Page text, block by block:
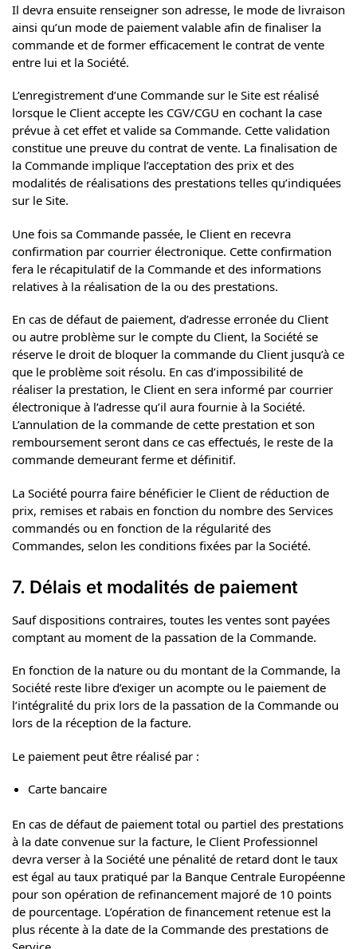
Il devra ensuite renseigner son adresse, le mode de livraison
ainsi qu’un mode de paiement valable afin de finaliser la
commande et de former efficacement le contrat de vente
entre lui et la Société.
L’enregistrement d’une Commande sur le Site est réalisé
lorsque le Client accepte les CGV/CGU en cochant la case
prévue à cet effet et valide sa Commande. Cette validation
constitue une preuve du contrat de vente. La finalisation de
la Commande implique l’acceptation des prix et des
modalités de réalisations des prestations telles qu’indiquées
sur le Site.
Une fois sa Commande passée, le Client en recevra
confirmation par courrier électronique. Cette confirmation
fera le récapitulatif de la Commande et des informations
relatives à la réalisation de la ou des prestations.
En cas de défaut de paiement, d’adresse erronée du Client
ou autre problème sur le compte du Client, la Société se
réserve le droit de bloquer la commande du Client jusqu’à ce
que le problème soit résolu. En cas d’impossibilité de
réaliser la prestation, le Client en sera informé par courrier
électronique à l’adresse qu’il aura fournie à la Société.
L’annulation de la commande de cette prestation et son
remboursement seront dans ce cas effectués, le reste de la
commande demeurant ferme et définitif.
La Société pourra faire bénéficier le Client de réduction de
prix, remises et rabais en fonction du nombre des Services
commandés ou en fonction de la régularité des
Commandes, selon les conditions fixées par la Société.
7. Délais et modalités de paiement
Sauf dispositions contraires, toutes les ventes sont payées
comptant au moment de la passation de la Commande.
En fonction de la nature ou du montant de la Commande, la
Société reste libre d’exiger un acompte ou le paiement de
l’intégralité du prix lors de la passation de la Commande ou
lors de la réception de la facture.
Le paiement peut être réalisé par :
Carte bancaire
En cas de défaut de paiement total ou partiel des prestations
à la date convenue sur la facture, le Client Professionnel
devra verser à la Société une pénalité de retard dont le taux
est égal au taux pratiqué par la Banque Centrale Européenne
pour son opération de refinancement majoré de 10 points
de pourcentage. L’opération de financement retenue est la
plus récente à la date de la Commande des prestations de